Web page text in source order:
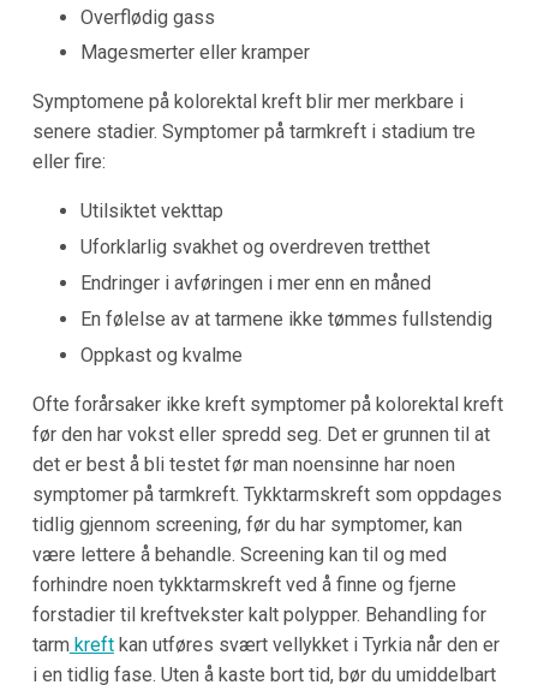
Overflødig gass
Magesmerter eller kramper
Symptomene på kolorektal kreft blir mer merkbare i
senere stadier. Symptomer på tarmkreft i stadium tre
eller fire:
Utilsiktet vekttap
Uforklarlig svakhet og overdreven tretthet
Endringer i avføringen i mer enn en måned
En følelse av at tarmene ikke tømmes fullstendig
Oppkast og kvalme
Ofte forårsaker ikke kreft symptomer på kolorektal kreft
før den har vokst eller spredd seg. Det er grunnen til at
det er best å bli testet før man noensinne har noen
symptomer på tarmkreft. Tykktarmskreft som oppdages
tidlig gjennom screening, før du har symptomer, kan
være lettere å behandle. Screening kan til og med
forhindre noen tykktarmskreft ved å finne og fjerne
forstadier til kreftvekster kalt polypper. Behandling for
tarm kreftkan utføres svært vellykket i Tyrkia når den er
i en tidlig fase. Uten å kaste bort tid, bør du umiddelbart